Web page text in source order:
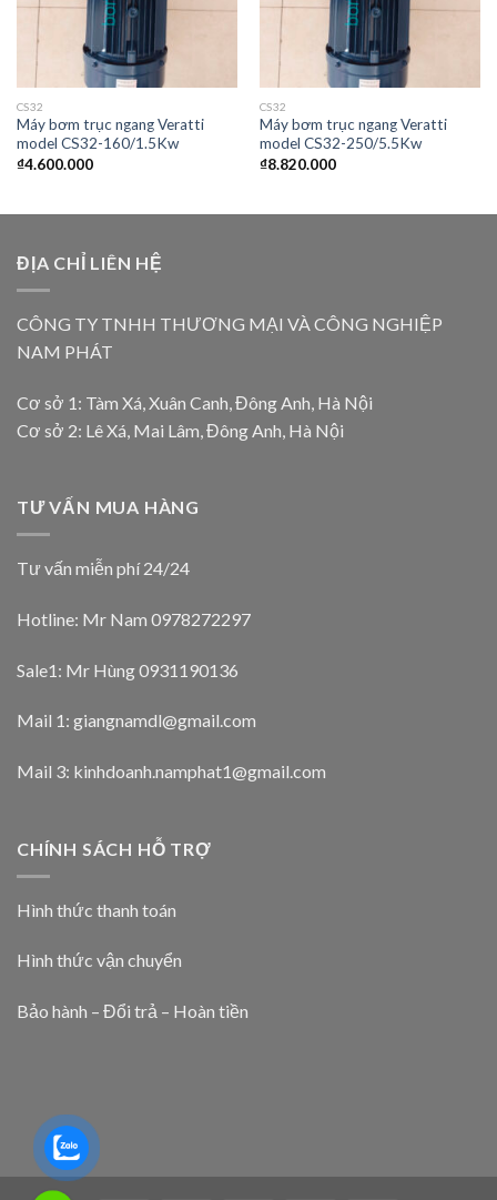
CS32
Máy bơm trục ngang Veratti
model CS32-160/1.5Kw
₫4.600.000
CS32
Máy bơm trục ngang Veratti
model CS32-250/5.5Kw
₫8.820.000
ĐỊA CHỈ LIÊN HỆ
CÔNG TY TNHH THƯƠNG MẠI VÀ CÔNG NGHIỆP
NAM PHÁT
Cơ sở 1: Tàm Xá, Xuân Canh, Đông Anh, Hà Nội
Cơ sở 2: Lê Xá, Mai Lâm, Đông Anh, Hà Nội
TƯ VẤN MUA HÀNG
Tư vấn miễn phí 24/24
Hotline: Mr Nam 0978272297
Sale1: Mr Hùng 0931190136
Mail 1: giangnamdl@gmail.com
Mail 3: kinhdoanh.namphat1@gmail.com
CHÍNH SÁCH HỖ TRỢ
Hình thức thanh toán
Hình thức vận chuyển
Bảo hành – Đổi trả – Hoàn tiền